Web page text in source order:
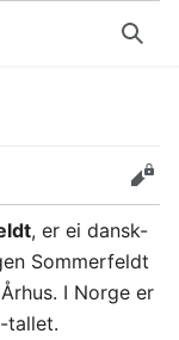
Søk
Rediger
, er ei dansk-
Sommerfeldt
I Norge er
tallet.